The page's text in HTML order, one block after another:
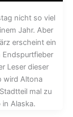
nicht so viel
Jahr. Aber
erscheint ein
Endspurtfieber
Leser dieser
wird Altona
mal zu
Alaska.